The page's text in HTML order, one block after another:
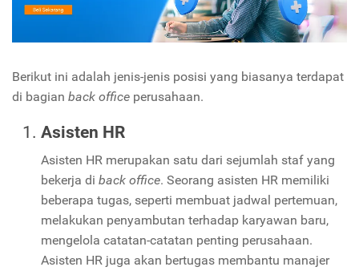
Berikut ini adalah jenis-jenis posisi yang biasanya terdapat
di bagian back office perusahaan.
Asisten HR
Asisten HR merupakan satu dari sejumlah staf yang
bekerja di back office. Seorang asisten HR memiliki
beberapa tugas, seperti membuat jadwal pertemuan,
melakukan penyambutan terhadap karyawan baru,
mengelola catatan-catatan penting perusahaan.
Asisten HR juga akan bertugas membantu manajer